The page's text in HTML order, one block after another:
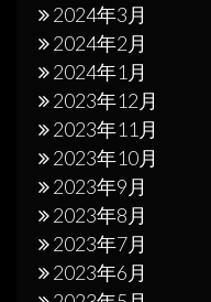
2024年3月
2024年2月
2024年1月
2023年12月
2023年11月
2023年10月
2023年9月
2023年8月
2023年7月
2023年6月